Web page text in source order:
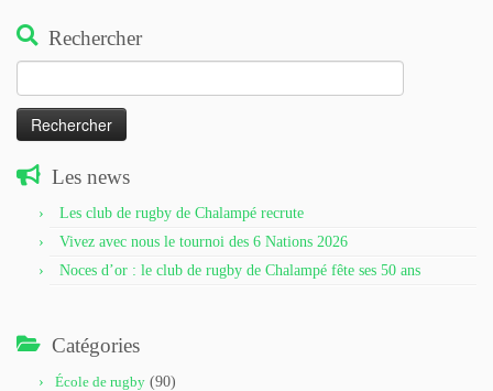
Rechercher
Les news
Les club de rugby de Chalampé recrute
Vivez avec nous le tournoi des 6 Nations 2026
Noces d’or : le club de rugby de Chalampé fête ses 50 ans
Catégories
École de rugby (90)